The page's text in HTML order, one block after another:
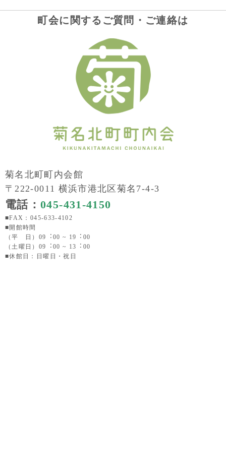
町会に関するご質問・ご連絡は
菊名北町町内会館
〒222-0011 横浜市港北区菊名7-4-3
電話：045-431-4150
■FAX：045-633-4102
■開館時間
（平 日）09︓00 ~ 19︓00
（土曜日）09︓00 ~ 13︓00
■休館日：日曜日・祝日